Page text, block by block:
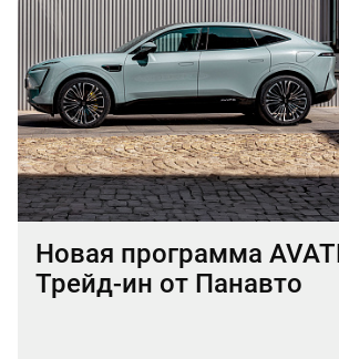
Новая программа
Трейд-ин от Панавто